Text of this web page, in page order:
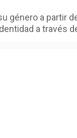
género a partir
a través